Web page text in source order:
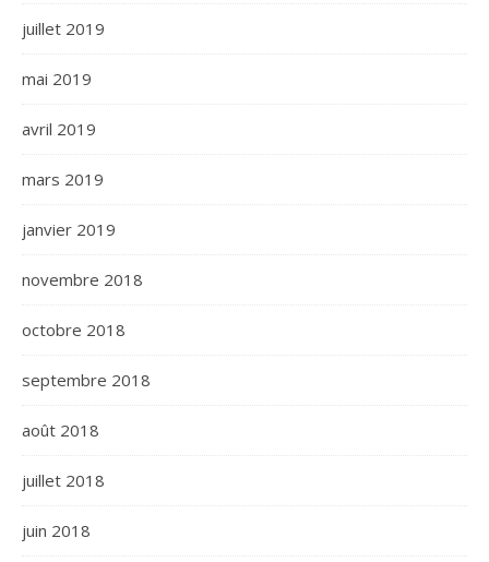
juillet 2019
mai 2019
avril 2019
mars 2019
janvier 2019
novembre 2018
octobre 2018
septembre 2018
août 2018
juillet 2018
juin 2018